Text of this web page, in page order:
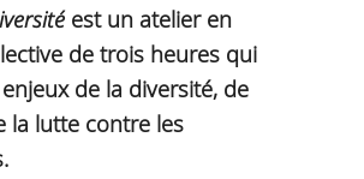
est un atelier en
de trois heures qui
de la diversité, de
la lutte contre les